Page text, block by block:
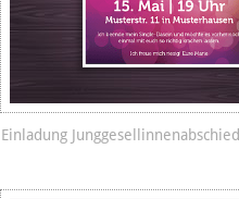
Einladung Junggesellinnenabschied